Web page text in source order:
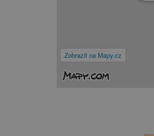
Zobrazit na Mapy.cz